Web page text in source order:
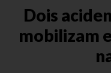
Dois
mobilizam